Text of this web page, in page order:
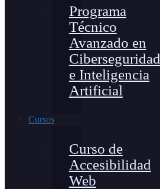
Programa
Técnico
Avanzado en
Ciberseguridad
e Inteligencia
Artificial
Cursos
Curso de
Accesibilidad
Web